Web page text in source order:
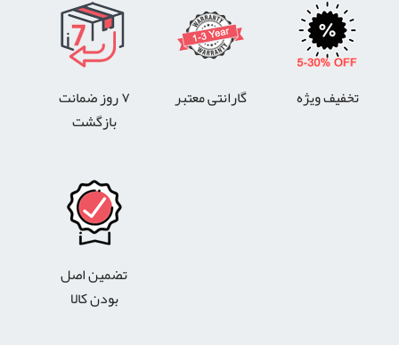
تخفیف ویژه گارانتی معتبر
۷ روز ضمانت
بازگشت
تضمین اصل
بودن کالا